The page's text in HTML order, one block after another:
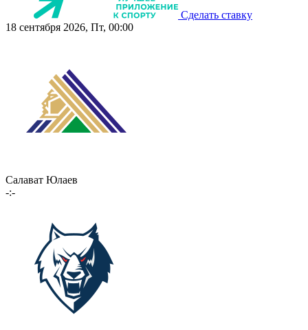
Сделать ставку
18 сентября 2026, Пт, 00:00
Салават Юлаев
-:-